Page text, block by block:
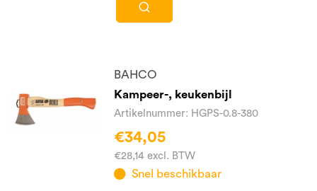
BAHCO
Kampeer-, keukenbijl
Artikelnummer: HGPS-0.8-380
€34,05
€28,14 excl. BTW
Snel beschikbaar